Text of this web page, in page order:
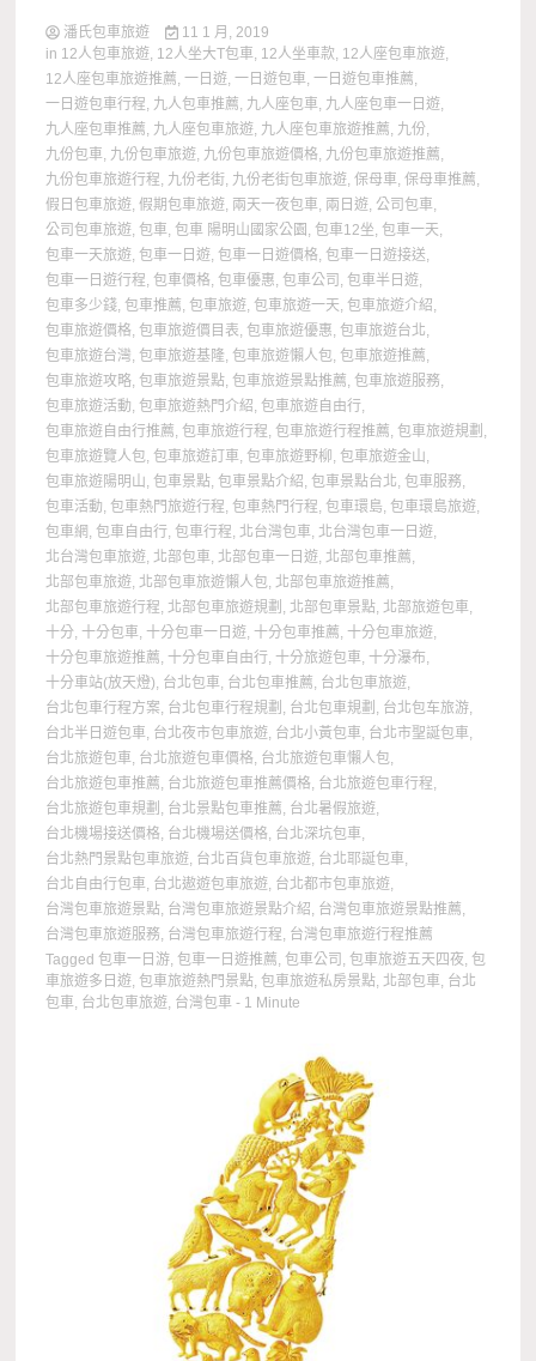
潘氏包車旅遊
11 1 月, 2019
in 12人包車旅遊, 12人坐大T包車, 12人坐車款, 12人座包車旅遊,
12人座包車旅遊推薦,一日遊,一日遊包車,一日遊包車推薦,
一日遊包車行程, 九人包車推薦, 九人座包車, 九人座包車一日遊,
九人座包車推薦, 九人座包車旅遊, 九人座包車旅遊推薦, 九份,
九份包車, 九份包車旅遊, 九份包車旅遊價格, 九份包車旅遊推薦,
九份包車旅遊行程, 九份老街, 九份老街包車旅遊,保母車,保母車推薦,
假日包車旅遊,假期包車旅遊, 兩天一夜包車, 兩日遊, 公司包車,
公司包車旅遊,包車,包車 陽明山國家公園 ,包車12坐,包車一天,
包車一天旅遊,包車一日遊,包車一日遊價格,包車一日遊接送,
包車一日遊行程,包車價格,包車優惠,包車公司 ,包車半日遊,
包車多少錢,包車推薦,包車旅遊,包車旅遊一天,包車旅遊介紹,
包車旅遊價格,包車旅遊價目表,包車旅遊優惠,包車旅遊台北,
包車旅遊台灣,包車旅遊基隆,包車旅遊懶人包,包車旅遊推薦,
包車旅遊攻略,包車旅遊景點,包車旅遊景點推薦,包車旅遊服務,
包車旅遊活動,包車旅遊熱門介紹,包車旅遊自由行,
包車旅遊自由行推薦,包車旅遊行程,包車旅遊行程推薦,包車旅遊規劃 ,
包車旅遊覽人包,包車旅遊訂車,包車旅遊野柳,包車旅遊金山,
包車旅遊陽明山,包車景點,包車景點介紹,包車景點台北,包車服務,
包車活動,包車熱門旅遊行程,包車熱門行程,包車環島,包車環島旅遊,
包車網 ,包車自由行,包車行程,北台灣包車,北台灣包車一日遊,
北台灣包車旅遊,北部包車,北部包車一日遊,北部包車推薦,
北部包車旅遊,北部包車旅遊懶人包,北部包車旅遊推薦,
北部包車旅遊行程,北部包車旅遊規劃 ,北部包車景點,北部旅遊包車,
十分,十分包車,十分包車一日遊,十分包車推薦,十分包車旅遊,
十分包車旅遊推薦,十分包車自由行,十分旅遊包車,十分瀑布,
十分車站(放天燈), 台北包車, 台北包車推薦, 台北包車旅遊,
台北包車行程方案, 台北包車行程規劃 , 台北包車規劃 , 台北包车旅游,
台北半日遊包車, 台北夜市包車旅遊, 台北小黃包車, 台北市聖誕包車,
台北旅遊包車, 台北旅遊包車價格, 台北旅遊包車懶人包,
台北旅遊包車推薦, 台北旅遊包車推薦價格, 台北旅遊包車行程,
台北旅遊包車規劃 , 台北景點包車推薦, 台北暑假旅遊,
台北機場接送價格, 台北機場送價格, 台北深坑包車,
台北熱門景點包車旅遊, 台北百貨包車旅遊, 台北耶誕包車,
台北自由行包車, 台北遨遊包車旅遊, 台北都市包車旅遊,
台灣包車旅遊景點, 台灣包車旅遊景點介紹, 台灣包車旅遊景點推薦,
台灣包車旅遊服務, 台灣包車旅遊行程, 台灣包車旅遊行程推薦
Tagged包車一日游,包車一日遊推薦,包車公司 ,包車旅遊五天四夜,包
車旅遊多日遊,包車旅遊熱門景點,包車旅遊私房景點,北部包車, 台北
包車, 台北包車旅遊, 台灣包車 - 1 Minute